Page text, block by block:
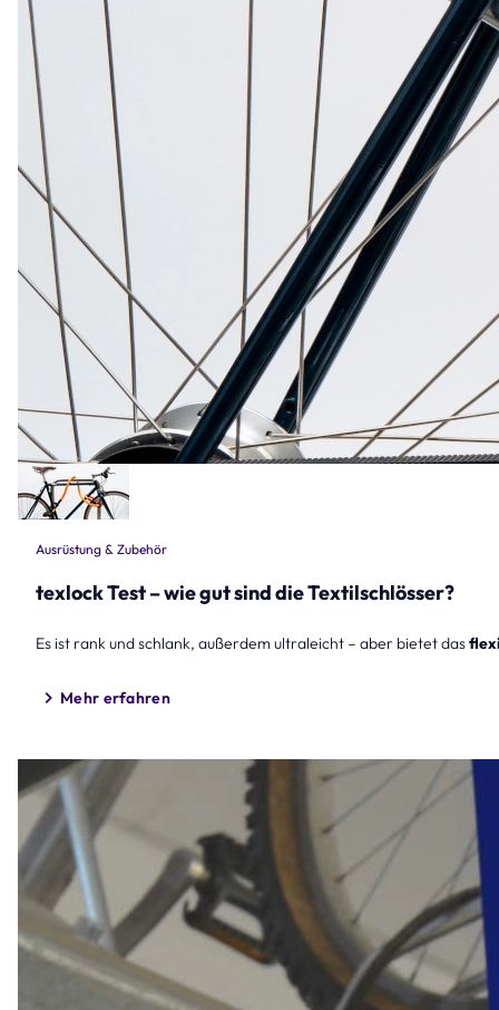
Ausrüstung & Zubehör
texlock Test – wie gut sind die Textilschlösser?
Es ist rank und schlank, außerdem ultraleicht – aber bietet das
Mehr erfahren